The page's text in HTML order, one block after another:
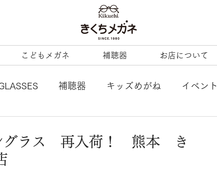
こどもメガネ 補聴器 お店について
補聴器 キッズめがね イベント
グラス 再入荷！ 熊本 き